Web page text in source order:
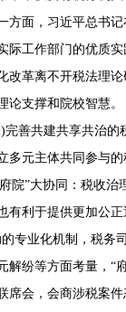
面，习近平总书记
际工作部门的优质
改革离不开税法理
论支撑和院校智慧。
共建共享共治的
元主体共同参与的
”大协同：税收治理
有利于提供更加公
的专业化机制，税务
解纷等方面考量，“
席会，会商涉税案